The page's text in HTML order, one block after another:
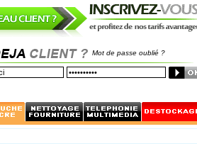
Mot de passe oublié ?